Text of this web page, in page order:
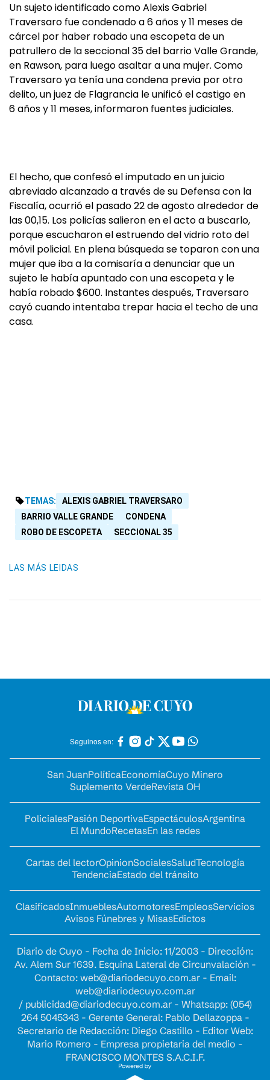
Un sujeto identificado como Alexis Gabriel
Traversaro fue condenado a 6 años y 11 meses de
cárcel por haber robado una escopeta de un
patrullero de la seccional 35 del barrio Valle Grande,
en Rawson, para luego asaltar a una mujer. Como
Traversaro ya tenía una condena previa por otro
delito, un juez de Flagrancia le unificó el castigo en
6 años y 11 meses, informaron fuentes judiciales.
El hecho, que confesó el imputado en un juicio
abreviado alcanzado a través de su Defensa con la
Fiscalía, ocurrió el pasado 22 de agosto alrededor de
las 00,15. Los policías salieron en el acto a buscarlo,
porque escucharon el estruendo del vidrio roto del
móvil policial. En plena búsqueda se toparon con una
mujer que iba a la comisaría a denunciar que un
sujeto le había apuntado con una escopeta y le
había robado $600. Instantes después, Traversaro
cayó cuando intentaba trepar hacia el techo de una
casa.
TEMAS:
ALEXIS GABRIEL TRAVERSARO
BARRIO VALLE GRANDE
CONDENA
ROBO DE ESCOPETA
SECCIONAL 35
LAS MÁS LEIDAS
Seguinos en:
San JuanPolíticaEconomíaCuyo Minero
Suplemento VerdeRevista OH
PolicialesPasión DeportivaEspectáculosArgentina
El MundoRecetasEn las redes
Cartas del lectorOpinionSocialesSaludTecnología
TendenciaEstado del tránsito
ClasificadosInmueblesAutomotoresEmpleosServicios
Avisos Fúnebres y MisasEdictos
Diario de Cuyo - Fecha de Inicio: 11/2003 - Dirección:
Av. Alem Sur 1639. Esquina Lateral de Circunvalación -
Contacto: web@diariodecuyo.com.ar- Email:
web@diariodecuyo.com.ar
/ publicidad@diariodecuyo.com.ar- Whatsapp: (054)
264 5045343 - Gerente General: Pablo Dellazoppa -
Secretario de Redacción: Diego Castillo - Editor Web:
Mario Romero - Empresa propietaria del medio -
FRANCISCO MONTES S.A.C.I.F.